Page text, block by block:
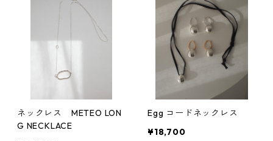
ネックレス METEO LON
G NECKLACE
Egg コードネックレス
¥18,700